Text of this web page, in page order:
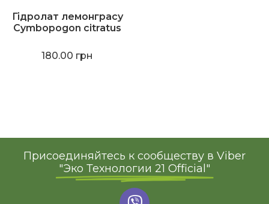
Гідролат лемонграсу
Cymbopogon citratus
180.00 грн
Присоединяйтесь к сообществу в Viber
"Эко Технологии 21 Official"